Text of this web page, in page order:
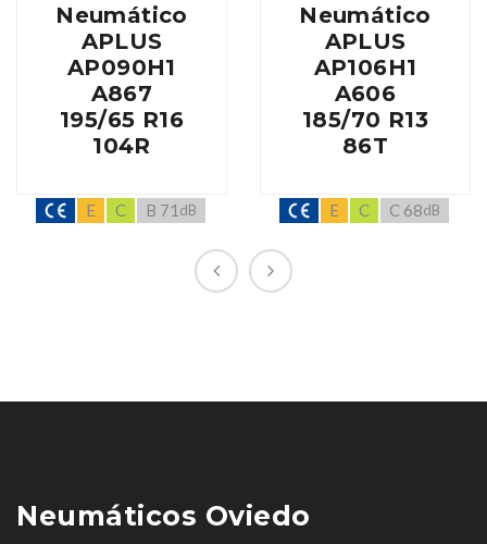
Neumático
APLUS
AP090H1
A867
195/65 R16
104R
E C B 71 dB
Neumático
APLUS
AP106H1
A606
185/70 R13
86T
E C C 68dB
Neumáticos Oviedo